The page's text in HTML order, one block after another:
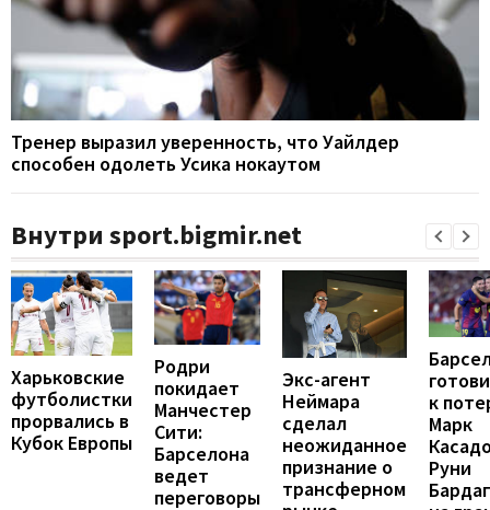
Тренер выразил уверенность, что Уайлдер
способен одолеть Усика нокаутом
Внутри sport.bigmir.net
Харьковские
футболистки
прорвались в
Кубок Европы
Родри
покидает
Манчестер
Сити:
Барселона
ведет
переговоры
Экс-агент
Неймара
сделал
неожиданное
признание о
трансферном
к
Марк
Руни